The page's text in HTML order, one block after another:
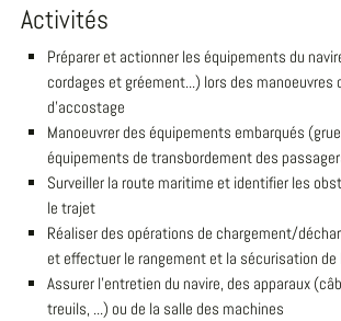
Activités
Préparer et actionner les équipements du
cordages et gréement...) lors des manoeuvres
d'accostage
Manoeuvrer des équipements embarqués
équipements de transbordement des
Surveiller la route maritime et identifier les
le trajet
Réaliser des opérations de chargement/
et effectuer le rangement et la sécurisation de
Assurer l'entretien du navire, des apparaux
treuils, ...) ou de la salle des machines